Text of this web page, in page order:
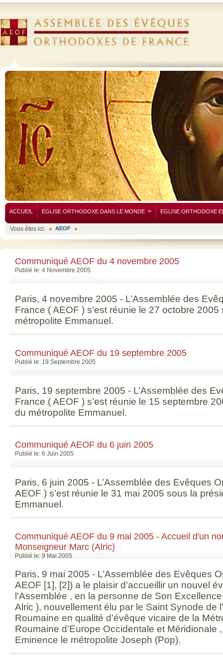
ACCUEIL EGLISE ORTHODOXE DANS LE MONDE EGLISE ORTHODOXE
Vous êtes ici: AEOF
Communiqué AEOF du 4 novembre 2005
Publié le: 4 Novembre 2005
Paris, 4 novembre 2005 - L’Assemblée des
France ( AEOF ) s’est réunie le 27 octobre
métropolite Emmanuel.
Communiqué AEOF du 19 septembre 2005
Publié le: 19 Septembre 2005
Paris, 19 septembre 2005 - L’Assemblée des
France ( AEOF ) s’est réunie le 15 septembre
du métropolite Emmanuel.
Communiqué AEOF du 6 juin 2005
Publié le: 6 Juin 2005
Paris, 6 juin 2005 - L’Assemblée des Evêques
AEOF ) s’est réunie le 31 mai 2005 sous la
Emmanuel.
Communiqué AEOF du 9 mai 2005 - Accueil d'un
Monseigneur Marc (Alric)
Publié le: 9 Mai 2005
Paris, 9 mai 2005 - L’Assemblée des Evêques
AEOF [1], [2]) a le plaisir d’accueillir un nouvel
l’Assemblée , en la personne de Son
Alric ), nouvellement élu par le Saint Synode de
Roumaine en qualité d’évêque vicaire de la
Roumaine d’Europe Occidentale et Méridionale
Eminence le métropolite Joseph (Pop).